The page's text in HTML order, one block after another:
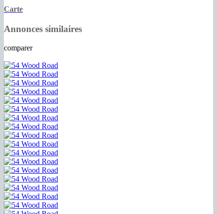
Carte
Annonces similaires
comparer